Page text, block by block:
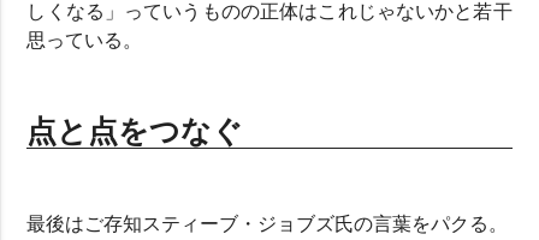
しくなる」っていうものの正体はこれじゃないかと若干
思っている。
点と点をつなぐ
最後はご存知スティーブ・ジョブズ氏の言葉をパクる。